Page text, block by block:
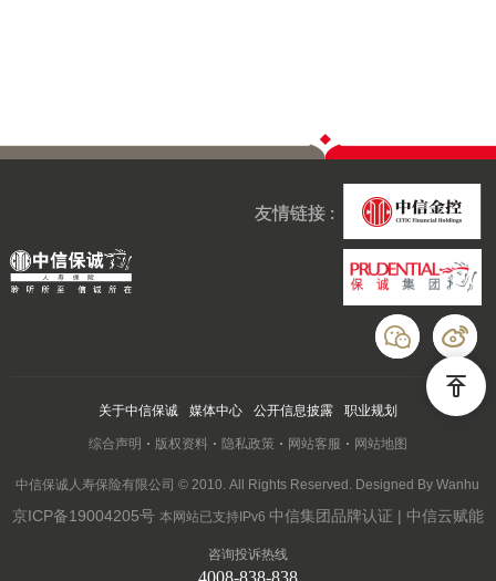
友情链接 :
关于中信保诚 媒体中心 公开信息披露 职业规划
综合声明 版权资料 隐私政策 网站客服 网站地图
中信保诚人寿保险有限公司 © 2010. All Rights Reserved. Designed By Wanhu
京ICP备19004205号 本网站已支持IPv6 中信集团品牌认证 | 中信云赋能
咨询投诉热线
4008-838-838